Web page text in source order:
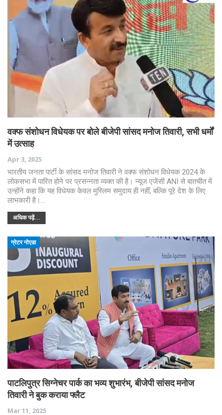
वक्फ संशोधन विधेयक पर बोले बीजेपी सांसद मनोज तिवारी, सभी धर्मों
में उत्साह
Apr 3, 2025
भारतीय जनता पार्टी के सांसद मनोज तिवारी ने वक्फ संशोधन विधेयक 2024 के
लोकसभा में पारित होने पर प्रसन्नता व्यक्त की है। न्यूज एजेंसी ANI से बातचीत में
उन्होंने कहा कि यह विधेयक केवल मुस्लिम समुदाय ही नहीं, बल्कि पूरे देश के लिए
लाभकारी है।…
अधिक पढ़ें...
ग्रेटर नोएडा
पाटलिपुत्र सिग्नेचर पार्क का भव्य शुभारंभ, बीजेपी सांसद मनोज
तिवारी ने बुक कराया फ्लैट
Mar 11, 2025